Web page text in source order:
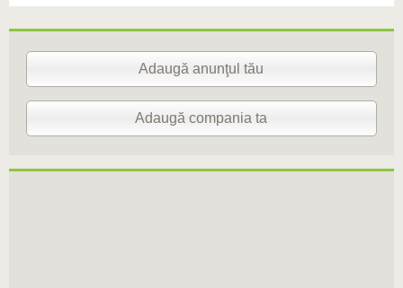
Adaugă anunţul tău
Adaugă compania ta